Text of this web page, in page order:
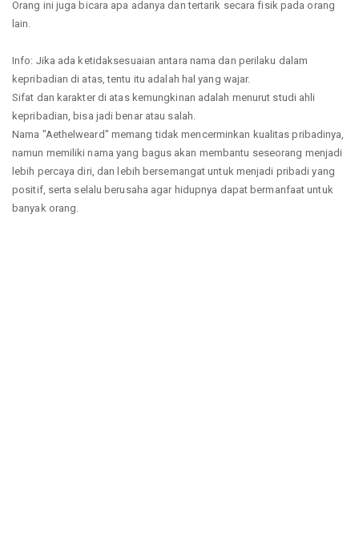
Orang ini juga bicara apa adanya dan tertarik secara fisik pada orang
lain.
Info: Jika ada ketidaksesuaian antara nama dan perilaku dalam
kepribadian di atas, tentu itu adalah hal yang wajar.
Sifat dan karakter di atas kemungkinan adalah menurut studi ahli
kepribadian, bisa jadi benar atau salah.
Nama "Aethelweard" memang tidak mencerminkan kualitas pribadinya,
namun memiliki nama yang bagus akan membantu seseorang menjadi
lebih percaya diri, dan lebih bersemangat untuk menjadi pribadi yang
positif, serta selalu berusaha agar hidupnya dapat bermanfaat untuk
banyak orang.